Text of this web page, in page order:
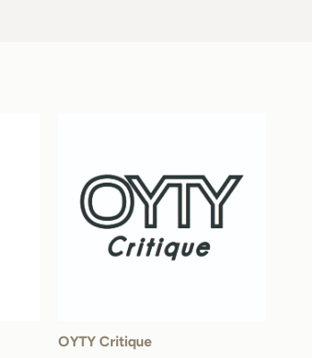
OYTY Critique